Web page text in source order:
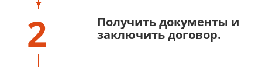
2
Получить документы и
заключить договор.